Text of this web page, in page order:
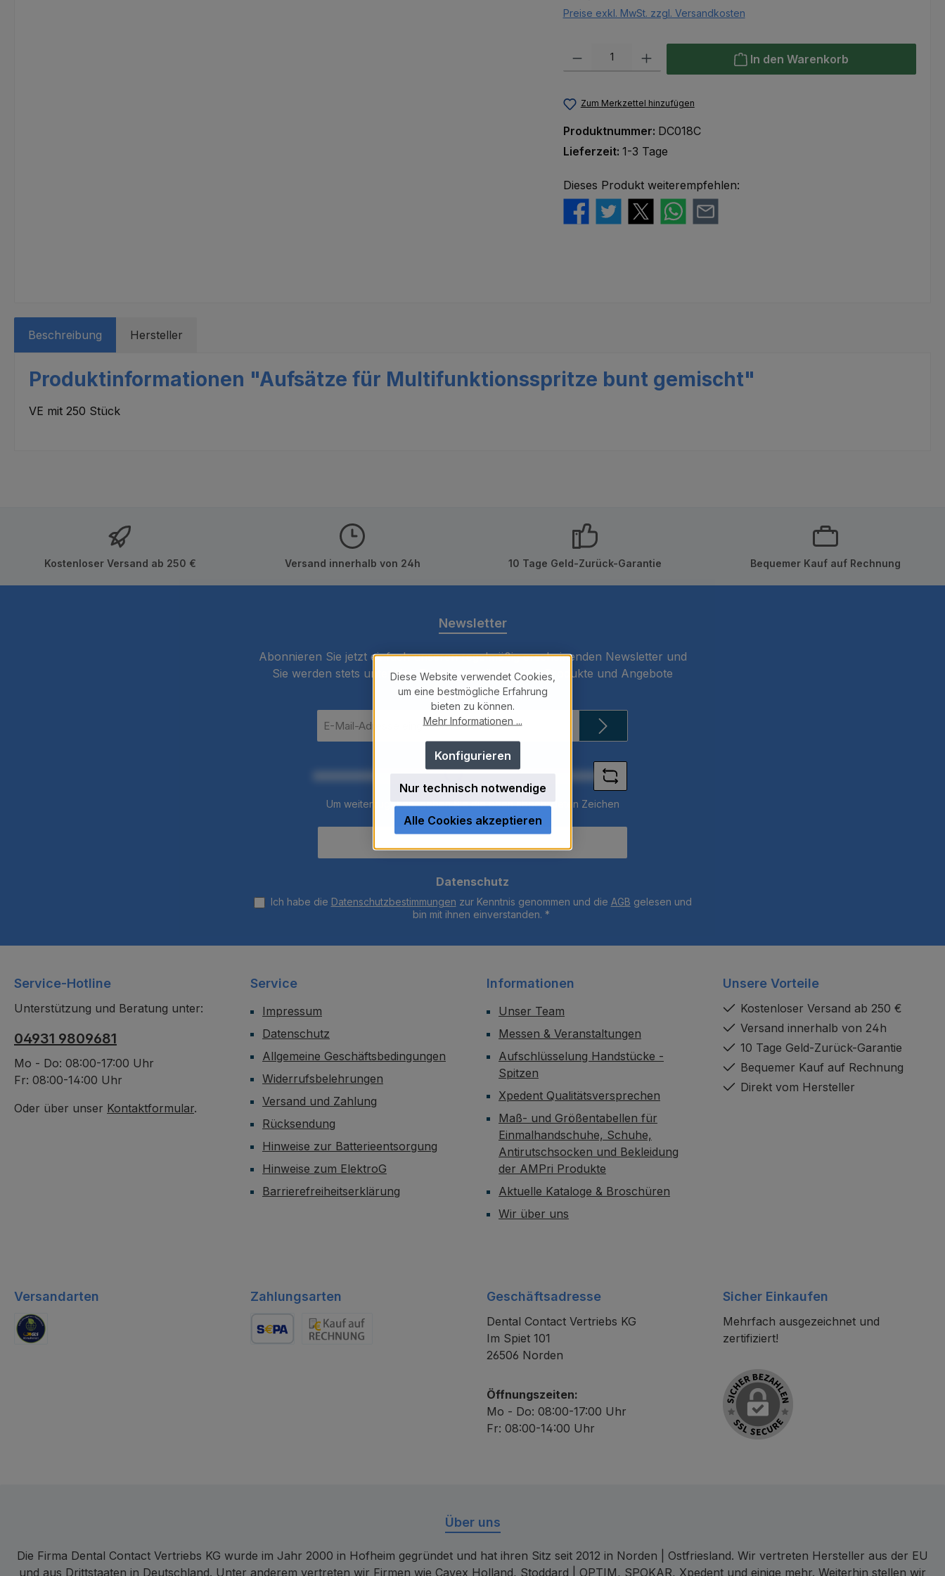
Preise exkl. MwSt. zzgl. Versandkosten
Produkt Anzahl: Gib den gewünschten Wert ein oder benutze die Schaltflächen
In den Warenkorb
Zum Merkzettel hinzufügen
Produktnummer: DC018C
Lieferzeit: 1-3 Tage
Dieses Produkt weiterempfehlen:
Beschreibung Hersteller
Produktinformationen "Aufsätze für Multifunktionsspritze bunt gemischt"
VE mit 250 Stück
Kostenloser Versand ab 250 € Versand innerhalb von 24h 10 Tage Geld-Zurück-Garantie Bequemer Kauf auf Rechnung
Newsletter
Abonnieren Sie jetzt einfach unseren regelmäßig erscheinenden Newsletter und
Sie werden stets unter den Ersten sein, über neue Produkte und Angebote
informiert werden.
Mail-
Loading...
Um weiterzugehen, geben Sie die oben abgebildeten Zeichen
ein*
Datenschutz
Ich habe die Datenschutzbestimmungen zur Kenntnis genommen und die AGB gelesen und
bin mit ihnen einverstanden. *
Service-Hotline
Unterstützung und Beratung unter:
04931 9809681
Mo - Do: 08:00-17:00 Uhr
Fr: 08:00-14:00 Uhr
Oder über unser Kontaktformular.
Service
Impressum
Datenschutz
Allgemeine Geschäftsbedingungen
Widerrufsbelehrungen
Versand und Zahlung
Rücksendung
Hinweise zur Batterieentsorgung
Hinweise zum ElektroG
Barrierefreiheitserklärung
Informationen
Unser Team
Messen & Veranstaltungen
Aufschlüsselung Handstücke -
Spitzen
Xpedent Qualitätsversprechen
Maß- und Größentabellen für
Einmalhandschuhe, Schuhe,
Antirutschsocken und Bekleidung
der AMPri Produkte
Aktuelle Kataloge & Broschüren
Wir über uns
Unsere Vorteile
Kostenloser Versand ab 250 €
Versand innerhalb von 24h
10 Tage Geld-Zurück-Garantie
Bequemer Kauf auf Rechnung
Direkt vom Hersteller
Versandarten Zahlungsarten Geschäftsadresse
Dental Contact Vertriebs KG
Im Spiet 101
26506 Norden
Öffnungszeiten:
Mo - Do: 08:00-17:00 Uhr
Fr: 08:00-14:00 Uhr
Sicher Einkaufen
Mehrfach ausgezeichnet und
zertifiziert!
Über uns
Die Firma Dental Contact Vertriebs KG wurde im Jahr 2000 in Hofheim gegründet und hat ihren Sitz seit 2012 in Norden | Ostfriesland. Wir vertreten Hersteller aus der EU
und aus Drittstaaten in Deutschland. Unter anderem vertreten wir Firmen wie Cavex Holland, Stoddard | OPTIM, SPOKAR, Xpedent und einige mehr. Weiterhin stellen wir
Diese Website verwendet Cookies,
um eine bestmögliche Erfahrung
bieten zu können.
Mehr Informationen ...
Nur technisch notwendige
Konfigurieren
Alle Cookies akzeptieren